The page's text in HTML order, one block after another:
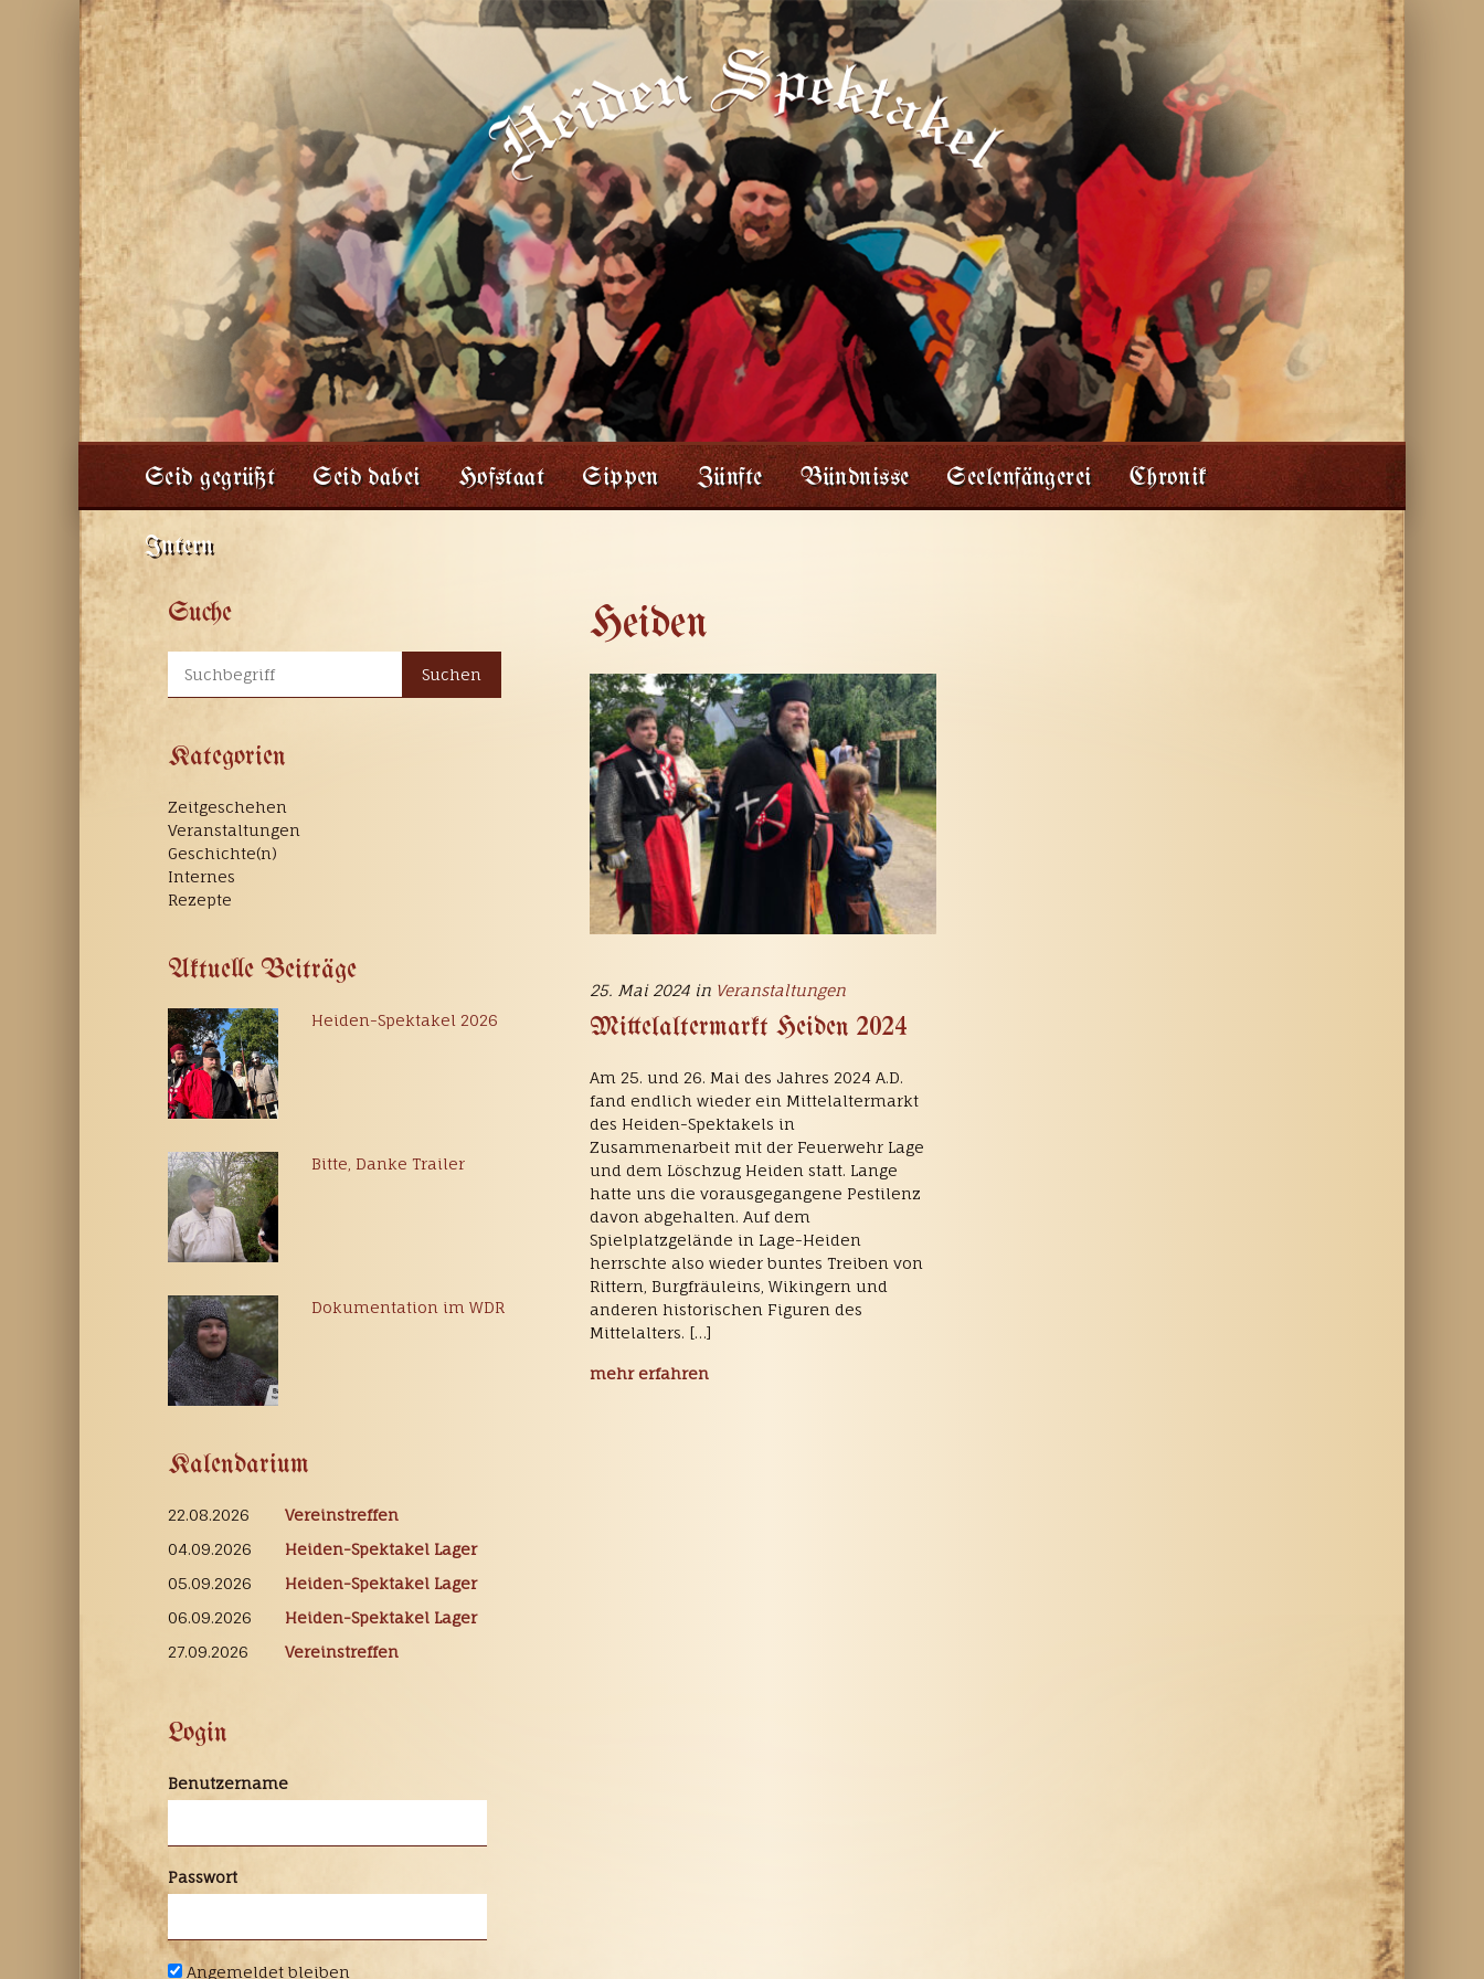
Seid gegrüßt Seid dabei Hofstaat Sippen Zünfte Bündnisse Seelenfängerei Chronik
Intern
Heiden
25. Mai 2024 in Veranstaltungen
Mittelaltermarkt Heiden 2024
Am 25. und 26. Mai des Jahres 2024 A.D.
fand endlich wieder ein Mittelaltermarkt
des Heiden-Spektakels in
Zusammenarbeit mit der Feuerwehr Lage
und dem Löschzug Heiden statt. Lange
hatte uns die vorausgegangene Pestilenz
davon abgehalten. Auf dem
Spielplatzgelände in Lage-Heiden
herrschte also wieder buntes Treiben von
Rittern, Burgfräuleins, Wikingern und
anderen historischen Figuren des
Mittelalters. […]
mehr erfahren
Suche
Suchen
Kategorien
Zeitgeschehen
Veranstaltungen
Geschichte(n)
Internes
Rezepte
Aktuelle Beiträge
Heiden-Spektakel 2026
Bitte, Danke Trailer
Dokumentation im WDR
Kalendarium
22.08.2026
Vereinstreffen
04.09.2026
Heiden-Spektakel Lager
05.09.2026
Heiden-Spektakel Lager
06.09.2026
Heiden-Spektakel Lager
27.09.2026
Vereinstreffen
Login
Benutzername
Passwort
Angemeldet bleiben